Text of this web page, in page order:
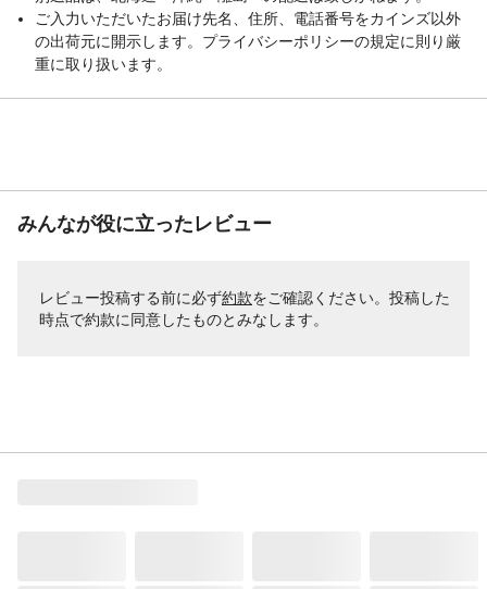
ご入力いただいたお届け先名、住所、電話番号をカインズ以外
の出荷元に開示します。プライバシーポリシーの規定に則り厳
重に取り扱います。
みんなが役に立ったレビュー
レビュー投稿する前に必ず約款をご確認ください。投稿した
時点で約款に同意したものとみなします。